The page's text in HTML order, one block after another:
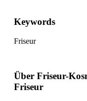
Keywords
Friseur
Über Friseur-
Friseur